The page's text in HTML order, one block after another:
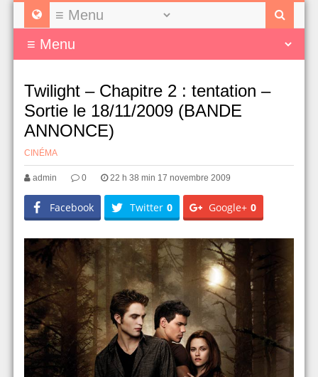
Twilight – Chapitre 2 : tentation –
Sortie le 18/11/2009 (BANDE
ANNONCE)
CINÉMA
admin 0 22 h 38 min 17 novembre 2009
Facebook Twitter 0 Google+ 0